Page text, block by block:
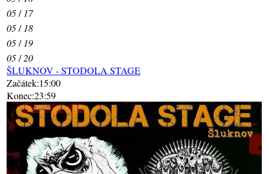
05/ 17
05/ 18
05/ 19
05/20
ŠLUKNOV - STODOLA STAGE
Začátek:15:00
Konec:23:59